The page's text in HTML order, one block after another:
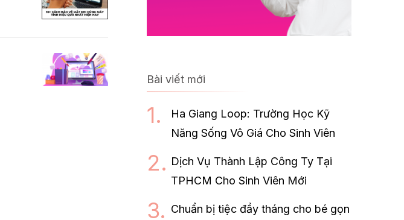
Bài viết mới
Ha Giang Loop: Trường Học Kỹ
Năng Sống Vô Giá Cho Sinh Viên
Dịch Vụ Thành Lập Công Ty Tại
TPHCM Cho Sinh Viên Mới
Chuẩn bị tiệc đầy tháng cho bé gọn